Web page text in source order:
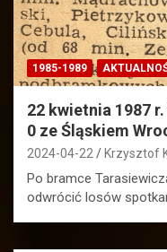
1985-1989
22 kwietnia 1987
0 ze Śląskiem
2024-04-22 Krzysztof
Po bramce
odwrócić losów